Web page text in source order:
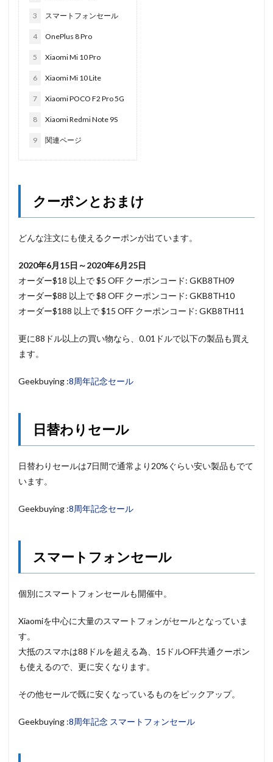
3 スマートフォンセール
4 OnePlus 8 Pro
5 Xiaomi Mi 10 Pro
6 Xiaomi Mi 10 Lite
7 Xiaomi POCO F2 Pro 5G
8 Xiaomi Redmi Note 9S
9 関連ページ
クーポンとおまけ
どんな注文にも使えるクーポンが出ています。
2020年6月15日～2020年6月25日
オーダー$18 以上で $5 OFF クーポンコード: GKB8TH09
オーダー$88 以上で $8 OFF クーポンコード: GKB8TH10
オーダー$188 以上で $15 OFF クーポンコード: GKB8TH11
更に88ドル以上の買い物なら、0.01ドルで以下の製品も買え
ます。
Geekbuying :8周年記念セール
日替わりセール
日替わりセールは7日間で通常より20%ぐらい安い製品もでて
います。
Geekbuying :8周年記念セール
スマートフォンセール
個別にスマートフォンセールも開催中。
Xiaomiを中心に大量のスマートフォンがセールとなっていま
す。
大抵のスマホは88ドルを超える為、15ドルOFF共通クーポン
も使えるので、更に安くなります。
その他セールで既に安くなっているものをピックアップ。
Geekbuying :8周年記念 スマートフォンセール